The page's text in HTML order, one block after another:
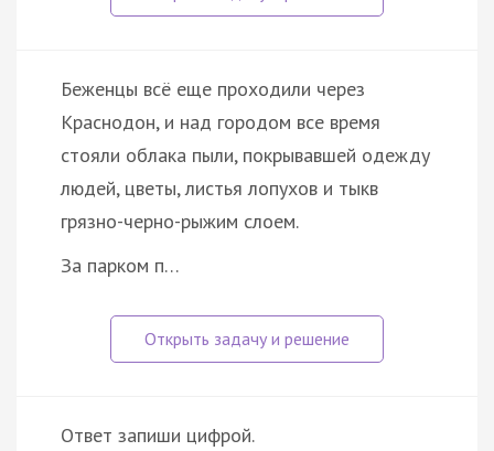
Беженцы всё еще проходили через
Краснодон, и над городом все время
стояли облака пыли, покрывавшей одежду
людей, цветы, листья лопухов и тыкв
грязно-черно-рыжим слоем.
За парком п…
Ответ запиши цифрой.